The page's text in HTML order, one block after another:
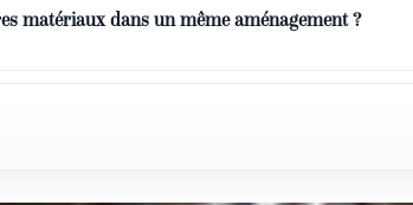
matériaux dans un même aménagement ?